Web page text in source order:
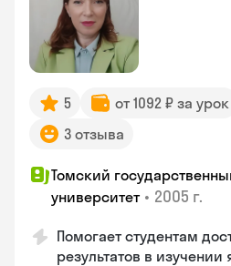
5 от 1092 ₽ за урок
3 отзыва
Томский
университет • 2005 г.
Помогает студентам
результатов в изучении